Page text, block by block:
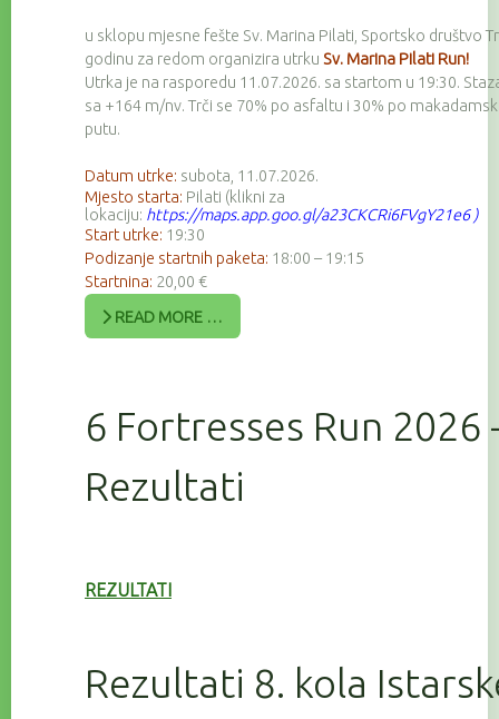
u sklopu mjesne fešte Sv. Marina Pilati, Sportsko društvo
godinu za redom organizira utrku Sv. Marina Pilati Run!
Utrka je na rasporedu 11.07.2026. sa startom u 19:30.
sa +164 m/nv. Trči se 70% po asfaltu i 30% po
putu.
Datum utrke: subota, 11.07.2026.
Mjesto starta: Pilati (klikni za
lokaciju: https://maps.app.goo.gl/a23CKCRi6FVgY21e6)
Start utrke: 19:30
Podizanje startnih paketa: 18:00 – 19:15
Startnina: 20,00 €
READ MORE …
6 Fortresses Run 2026
Rezultati
REZULTATI
Rezultati 8. kola